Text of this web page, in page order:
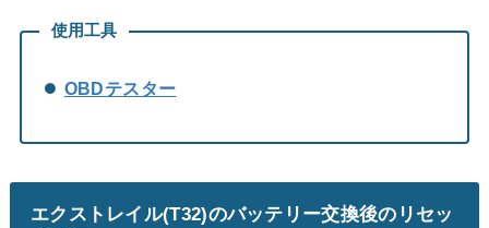
使用工具
OBDテスター
エクストレイル(T32)のバッテリー交換後のリセッ